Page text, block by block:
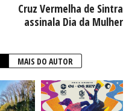
Cruz Vermelha de Sintra
assinala Dia da Mulher
MAIS DO AUTOR